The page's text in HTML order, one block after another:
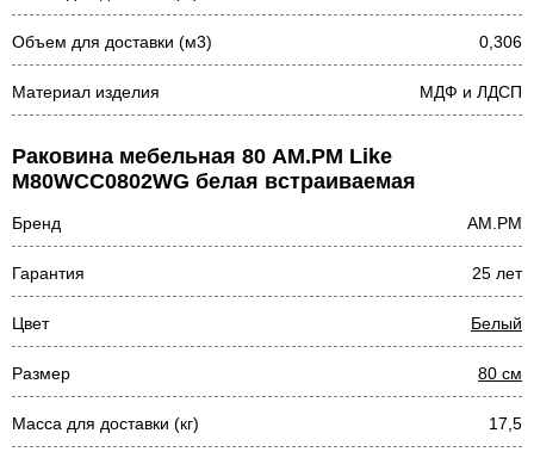
Объем для доставки (м3) 0,306
Материал изделия МДФ и ЛДСП
Раковина мебельная 80 AM.PM Like
M80WCC0802WG белая встраиваемая
Бренд AM.PM
Гарантия 25 лет
Цвет Белый
Размер 80 см
Масса для доставки (кг) 17,5